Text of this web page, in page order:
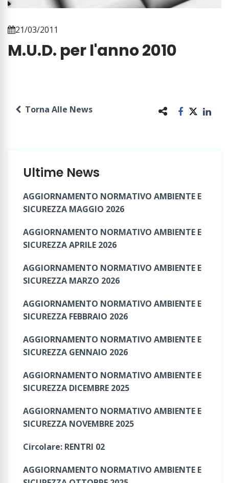
21/03/2011
M.U.D. per l'anno 2010
Torna Alle News
Ultime News
AGGIORNAMENTO NORMATIVO AMBIENTE E
SICUREZZA MAGGIO 2026
AGGIORNAMENTO NORMATIVO AMBIENTE E
SICUREZZA APRILE 2026
AGGIORNAMENTO NORMATIVO AMBIENTE E
SICUREZZA MARZO 2026
AGGIORNAMENTO NORMATIVO AMBIENTE E
SICUREZZA FEBBRAIO 2026
AGGIORNAMENTO NORMATIVO AMBIENTE E
SICUREZZA GENNAIO 2026
AGGIORNAMENTO NORMATIVO AMBIENTE E
SICUREZZA DICEMBRE 2025
AGGIORNAMENTO NORMATIVO AMBIENTE E
SICUREZZA NOVEMBRE 2025
Circolare: RENTRI 02
AGGIORNAMENTO NORMATIVO AMBIENTE E